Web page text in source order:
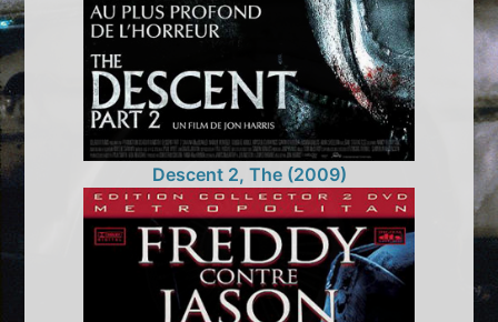
Descent 2, The (2009)